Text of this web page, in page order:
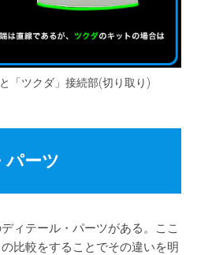
「ツクダ」接続部(切り取り)
パーツ
ィテール・パーツがある。ここ
比較をすることでその違いを明